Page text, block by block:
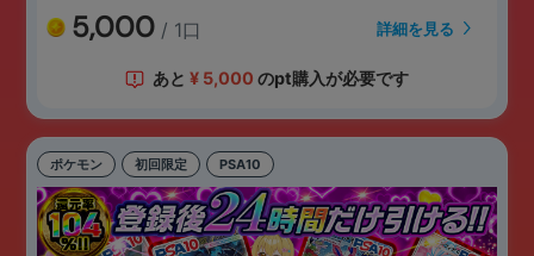
5,000 / 1口 詳細を見る
あと ¥ 5,000 のpt購入が必要です
ポケモン 初回限定 PSA10